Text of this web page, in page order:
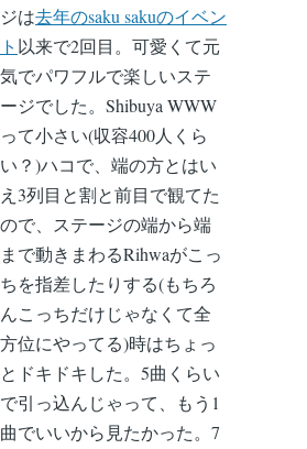
ジは去年のsaku sakuのイベン
ト 以来で2回目。可愛くて元
気でパワフルで楽しいステ
ージでした。Shibuya WWW
って小さい(収容400人くら
い？)ハコで、端の方とはい
え3列目と割と前目で観てた
ので、ステージの端から端
まで動きまわるRihwaがこっ
ちを指差したりする(もちろ
んこっちだけじゃなくて全
方位にやってる)時はちょっ
とドキドキした。5曲くらい
で引っ込んじゃって、もう1
曲でいいから見たかった。7